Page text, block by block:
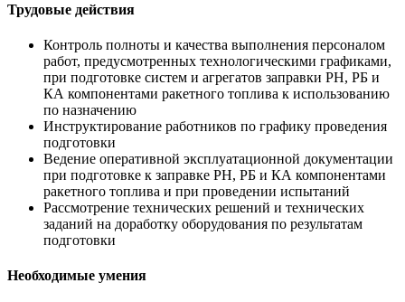
Трудовые действия
Контроль полноты и качества выполнения персоналом
работ, предусмотренных технологическими графиками,
при подготовке систем и агрегатов заправки РН, РБ и
КА компонентами ракетного топлива к использованию
по назначению
Инструктирование работников по графику проведения
подготовки
Ведение оперативной эксплуатационной документации
при подготовке к заправке РН, РБ и КА компонентами
ракетного топлива и при проведении испытаний
Рассмотрение технических решений и технических
заданий на доработку оборудования по результатам
подготовки
Необходимые умения